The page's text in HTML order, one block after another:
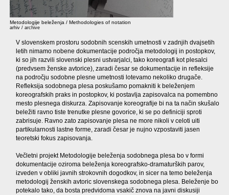
Metodologije beleženja / Methodologies of notation
arhiv / archive
V slovenskem prostoru sodobnih scenskih umetnosti v zadnjih dvajsetih
letih nimamo nobene dokumentacije področja metodologij in postopkov,
ki so jih razvili slovenski plesni ustvarjalci, tako koreografi kot plesalci
(predvsem ženske avtorice), zaradi česar se dokumentacije in refleksije
na področju sodobne plesne umetnosti lotevamo nekoliko drugače.
Refleksija sodobnega plesa poskušamo pomakniti k beleženjem
koreografskih praks in postopkov, ki postavlja zapisovalca na pomembno
mesto plesnega diskurza. Zapisovanje koreografije bi na ta način skušalo
beležiti ravno tiste trenutke plesne govorice, ki se po definiciji sproti
zabrisuje. Ravno zato zapisovanje plesa ne more nikoli v celoti uiti
partikularnosti lastne forme, zaradi česar je nujno vzpostaviti jasen
teoretski fokus zapisovanja.
Večletni projekt Metodologije beleženja sodobnega plesa bo v formi
dokumentacije oziroma beleženja koreografsko-dramaturških parov,
izveden v obliki javnih strokovnih dogodkov, in sicer na temo beleženja
metodologij ženskih avtoric slovenskega sodobnega plesa. Beleženje bo
potekalo tako, da bosta predvidoma vsakič znova na javni diskusiji